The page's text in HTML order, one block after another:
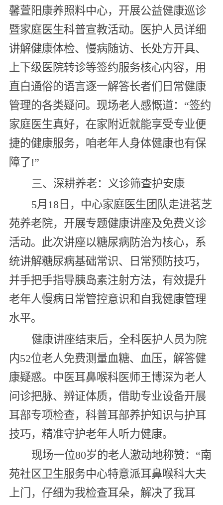
馨萱阳康养照料中心，开展公益健康巡诊
暨家庭医生科普宣教活动。医护人员详细
讲解健康体检、慢病随访、长处方开具、
上下级医院转诊等签约服务核心内容，用
直白通俗的语言逐一解答长者们日常健康
管理的各类疑问。现场老人感慨道：“签约
家庭医生真好，在家附近就能享受专业便
捷的健康服务，咱老年人身体健康也有保
障了!”
三、深耕养老：义诊筛查护安康
5月18日，中心家庭医生团队走进茗芝
苑养老院，开展专题健康讲座及免费义诊
活动。此次讲座以糖尿病防治为核心，系
统讲解糖尿病基础常识、日常预防技巧，
并手把手指导胰岛素注射方法，有效提升
老年人慢病日常管控意识和自我健康管理
水平。
健康讲座结束后，全科医护人员为院
内52位老人免费测量血糖、血压，解答健
康疑惑。中医耳鼻喉科医师王博深为老人
问诊把脉、辨证体质，借助专业设备开展
耳部专项检查，科普耳部养护知识与护耳
技巧，精准守护老年人听力健康。
现场一位80岁的老人激动地称赞：“南
苑社区卫生服务中心特意派耳鼻喉科大夫
上门，仔细为我检查耳朵，解决了我耳